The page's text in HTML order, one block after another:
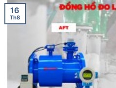
16
Th8